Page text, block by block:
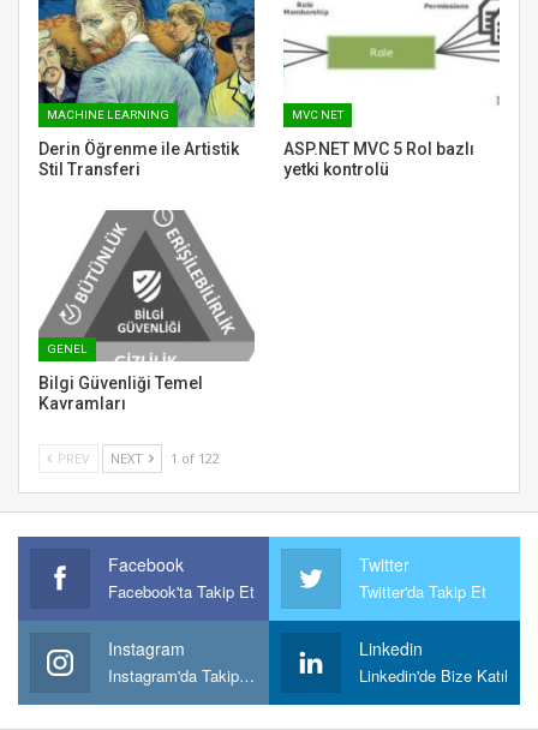
MACHINE LEARNING
Derin Öğrenme ile Artistik
Stil Transferi
MVC NET
ASP.NET MVC 5 Rol bazlı
yetki kontrolü
GENEL
Bilgi Güvenliği Temel
Kavramları
PREV NEXT 1 of 122
Facebook
Facebook'ta Takip Et
Twitter
Twitter'da Takip Et
Instagram
Instagram'da Takipt Et
Linkedin
Linkedin'de Bize Katıl